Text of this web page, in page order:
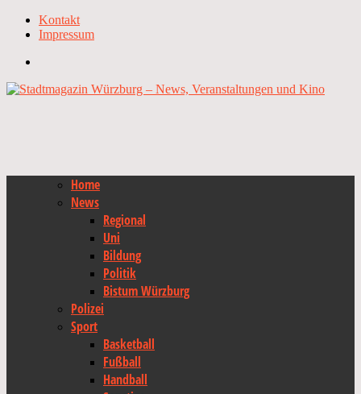
Kontakt
Impressum
Home
News
Regional
Uni
Bildung
Politik
Bistum Würzburg
Polizei
Sport
Basketball
Fußball
Handball